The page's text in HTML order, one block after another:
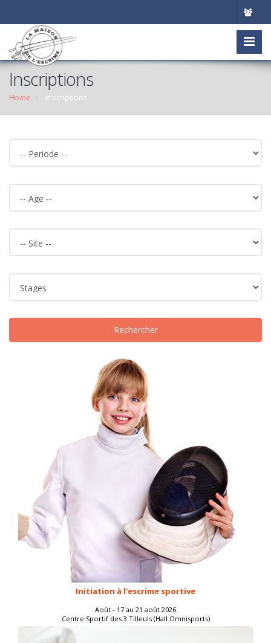
Inscriptions
Home Inscriptions
Rechercher
Initiation à l'escrime sportive
Août - 17 au 21 août 2026
Centre Sportif des 3 Tilleuls (Hall Omnisports)